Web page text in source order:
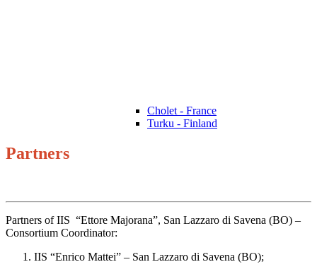
Cholet - France
Turku - Finland
Partners
Partners of IIS “Ettore Majorana”, San Lazzaro di Savena (BO) –
Consortium Coordinator:
IIS “Enrico Mattei” – San Lazzaro di Savena (BO);